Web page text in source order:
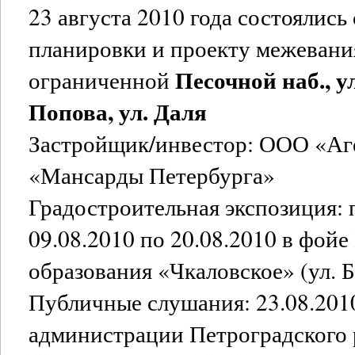
23 августа 2010 года
планировки и проекту
ограниченной Песочной наб.,
Попова, ул. Даля
Застройщик/инвестор: ООО
«Мансарды Петербурга»
Градостроительная
09.08.2010 по 20.08.2010 в
образования «Чкаловское» (ул.
Публичные слушания:
администрации